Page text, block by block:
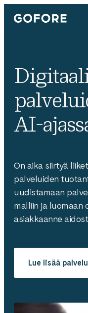
Siirry
suoraan
Gofore
digitalization.
AI-
On aika siirtyä
palveluiden
uudistamaan
malliin ja luomaan
asiakkaanne
Lue lisää